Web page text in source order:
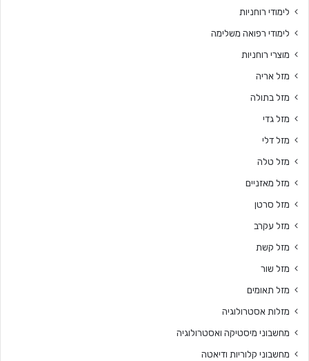
לימודי רוחניות
לימודי רפואה משלימה
מוצרי רוחניות
מזל אריה
מזל בתולה
מזל גדי
מזל דלי
מזל טלה
מזל מאזניים
מזל סרטן
מזל עקרב
מזל קשת
מזל שור
מזל תאומים
מזלות אסטרולוגיה
מחשבוני מיסטיקה ואסטרולוגיה
מחשבוני קלוריות ודיאטה